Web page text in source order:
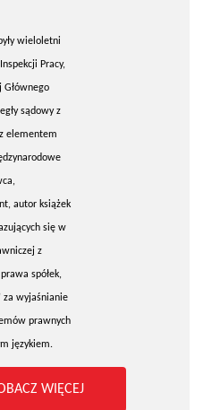
wieloletni
Pracy,
Głównego
sądowy z
elementem
autor książek
się w
z
spółek,
za wyjaśnianie
prawnych
językiem.
WIĘCEJ